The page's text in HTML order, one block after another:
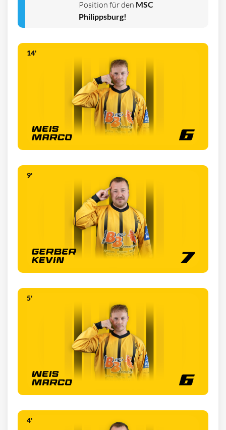
Position für den MSC
Philippsburg!
14'
9'
5'
4'